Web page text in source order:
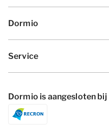
Dormio
Service
Dormio is aangesloten bij